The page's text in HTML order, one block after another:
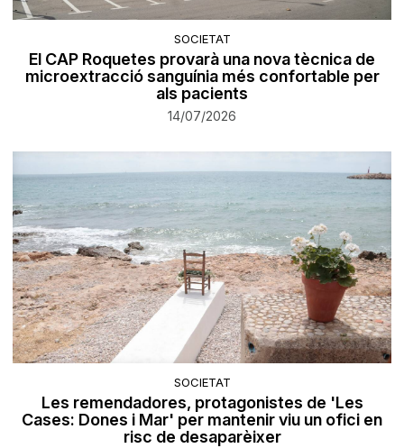
SOCIETAT
El CAP Roquetes provarà una nova tècnica de
microextracció sanguínia més confortable per
als pacients
14/07/2026
SOCIETAT
Les remendadores, protagonistes de 'Les
Cases: Dones i Mar' per mantenir viu un ofici en
risc de desaparèixer